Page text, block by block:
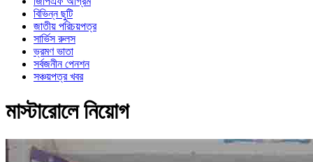
বিভিন্ন ছুটি
জাতীয় পরিচয়পত্র
সার্ভিস রুলস
ভ্রমণ ভাতা
সর্বজনীন পেনশন
সঞ্চয়পত্র খবর
মাস্টারোলে নিয়োগ